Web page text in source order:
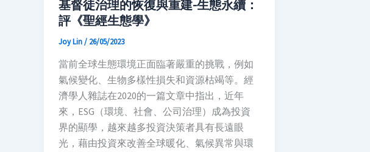
基督徒治理的恢復與重建-生態永續：
評《聖經生態學》
Joy Lin/ 26/05/2023
當前全球生態環境正面臨著嚴重的挑戰，例如
氣候變化、生物多樣性損失和資源枯竭等。經
濟學人雜誌在2020的一篇文章中指出，近年
來，ESG（環境、社會、公司治理）成為投資
界的顯學，越來越多投資決策者具有長遠眼
光，藉由投資來改善全球暖化、氣候異常與環